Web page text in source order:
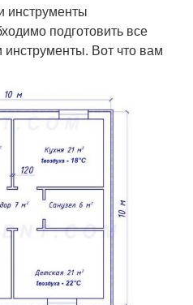
инструменты
подготовить все
Вот что вам